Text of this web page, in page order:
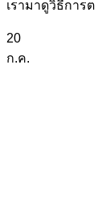
เรามาดูวิธีการต
20
ก.ค.